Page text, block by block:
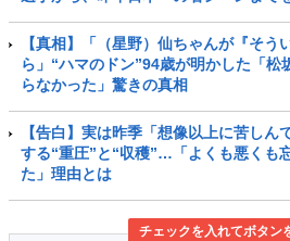
【真相】「（星野）仙ちゃんが『そう
ら」“ハマのドン”94歳が明かした「松
らなかった」驚きの真相
【告白】実は昨季「想像以上に苦しん
する“重圧”と“収穫”…「よくも悪くも
た」理由とは
チェックを入れてボタン